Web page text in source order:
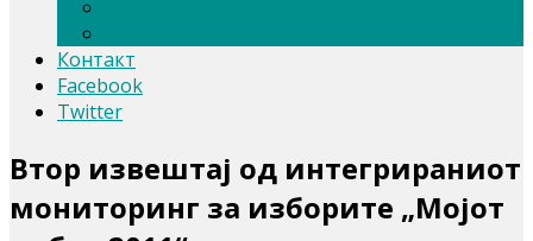
Контакт
Facebook
Twitter
Втор извештај од интегрираниот
мониторинг за изборите „Мојот